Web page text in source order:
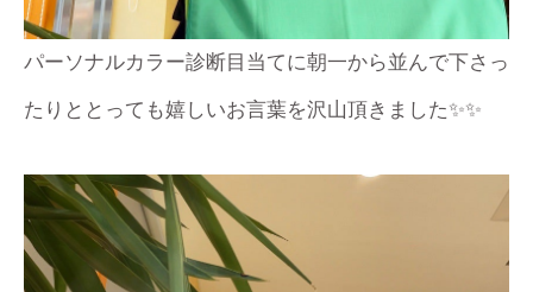
パーソナルカラー診断目当てに朝一から並んで下さっ
たりととっても嬉しいお言葉を沢山頂きました✨✨